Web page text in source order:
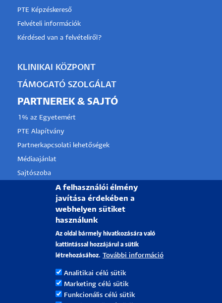
PTE Képzéskereső
Felvételi információk
Kérdésed van a felvételiről?
KLINIKAI KÖZPONT
TÁMOGATÓ SZOLGÁLAT
PARTNEREK & SAJTÓ
1% az Egyetemért
PTE Alapítvány
Partnerkapcsolati lehetőségek
Médiaajánlat
Sajtószoba
Pályázati projektek
PÉCSI TUDOMÁNYEGYETEM
H-7622 Pécs, Vasvári Pál utca. 4.
Tel.:+36-72/501-500
Rektori Kabinet: +36 30/787-2913
A felhasználói élmény
javítása érdekében a
webhelyen sütiket
használunk
Az oldal bármely hivatkozására való
kattintással hozzájárul a sütik
létrehozásához. További információ
Analitikai célú sütik
Marketing célú sütik
Funkcionális célú sütik